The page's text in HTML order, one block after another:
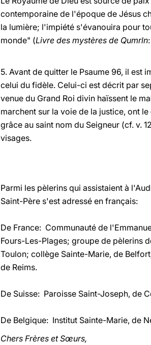
contemporaine de l'époque de Jésus
la lumière; l'impiété s'évanouira pour
monde" (Livre des mystères de Qumrln
5. Avant de quitter le Psaume 96, il est
celui du fidèle. Celui-ci est décrit par
venue du Grand Roi divin haïssent le
marchent sur la voie de la justice, ont
grâce au saint nom du Seigneur (cf. v.
visages.
* *
Parmi les pèlerins qui assistaient à
Saint-Père s'est adressé en français:
De France: Communauté de
Fours-Les-Plages; groupe de pèlerins
Toulon; collège Sainte-Marie, de
de Reims.
De Suisse: Paroisse Saint-Joseph, de
De Belgique: Institut Sainte-Marie, de
Chers Frères et Sœurs,